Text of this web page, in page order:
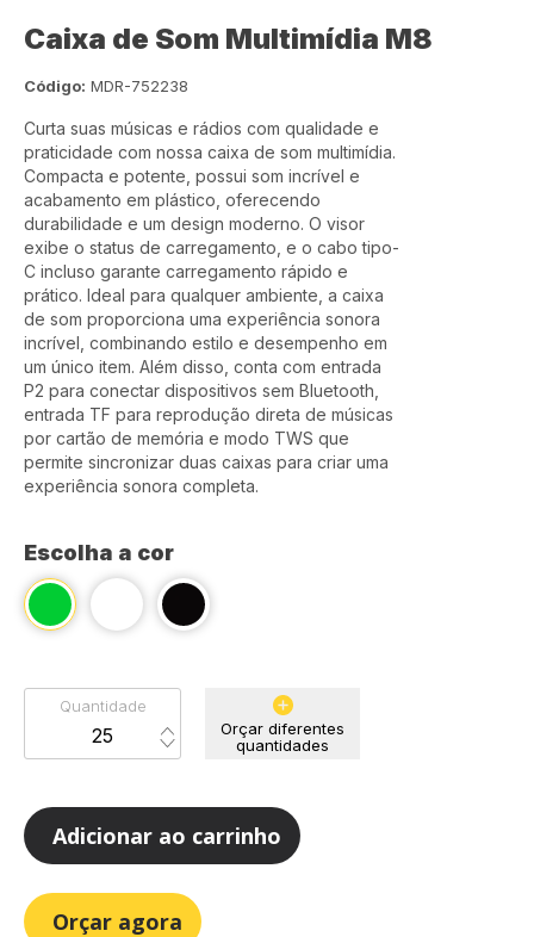
Caixa de Som Multimídia M8
Código: MDR-752238
Curta suas músicas e rádios com qualidade e
praticidade com nossa caixa de som multimídia.
Compacta e potente, possui som incrível e
acabamento em plástico, oferecendo
durabilidade e um design moderno. O visor
exibe o status de carregamento, e o cabo tipo-
C incluso garante carregamento rápido e
prático. Ideal para qualquer ambiente, a caixa
de som proporciona uma experiência sonora
incrível, combinando estilo e desempenho em
um único item. Além disso, conta com entrada
P2 para conectar dispositivos sem Bluetooth,
entrada TF para reprodução direta de músicas
por cartão de memória e modo TWS que
permite sincronizar duas caixas para criar uma
experiência sonora completa.
Escolha a cor
Quantidade
Orçar diferentes
quantidades
Adicionar ao carrinho
Orçar agora